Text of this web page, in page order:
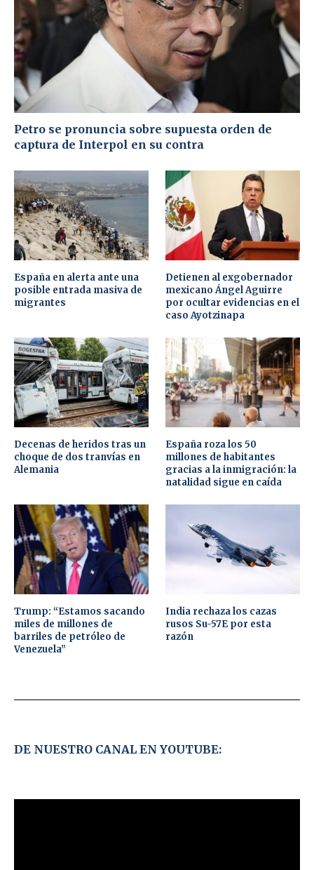
Petro se pronuncia sobre supuesta orden de
captura de Interpol en su contra
España en alerta ante una
posible entrada masiva de
migrantes
Detienen al exgobernador
mexicano Ángel Aguirre
por ocultar evidencias en el
caso Ayotzinapa
Decenas de heridos tras un
choque de dos tranvías en
Alemania
España roza los 50
millones de habitantes
gracias a la inmigración: la
natalidad sigue en caída
Trump: “Estamos sacando
miles de millones de
barriles de petróleo de
Venezuela”
India rechaza los cazas
rusos Su-57E por esta
razón
DE NUESTRO CANAL EN YOUTUBE: